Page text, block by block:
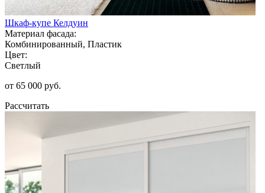
Шкаф-купе Келдуин
Материал фасада:
Комбинированный, Пластик
Цвет:
Светлый
от 65 000 руб.
Рассчитать